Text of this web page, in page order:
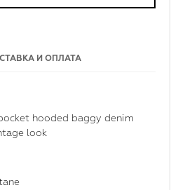
И ОПЛАТА
hooded baggy denim
look